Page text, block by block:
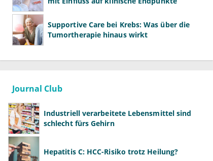
Supportive Care bei Krebs: Was über die
Tumortherapie hinaus wirkt
Journal Club
Industriell verarbeitete Lebensmittel sind
schlecht fürs Gehirn
Hepatitis C: HCC-Risiko trotz Heilung?